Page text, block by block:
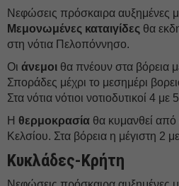
Νεφώσεις πρόσκαιρα αυξημένες
Μεμονωμένες καταιγίδες θα
στη νότια Πελοπόννησο.
Οι άνεμοι θα πνέουν στα βόρεια
Σποράδες μέχρι το μεσημέρι
Στα νότια νότιοι νοτιοδυτικοί 4
Η θερμοκρασία θα κυμανθεί
Κελσίου. Στα βόρεια η μέγιστη 2
Κυκλάδες-Κρήτη